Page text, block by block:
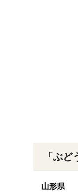
「ぶ
山形県